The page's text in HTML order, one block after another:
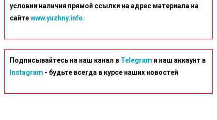
условии наличия прямой ссылки на адрес материала на
сайтеwww.yuzhny.info.
Подписывайтесь на наш канал в Telegram и наш аккаунт в
Instagram - будьте всегда в курсе наших новостей